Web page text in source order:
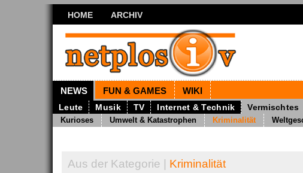
HOME ARCHIV
NEWS FUN & GAMES WIKI
Leute Musik TV Internet & Technik Vermischtes
Kurioses Umwelt & Katastrophen Kriminalität
Aus der Kategorie | Kriminalität